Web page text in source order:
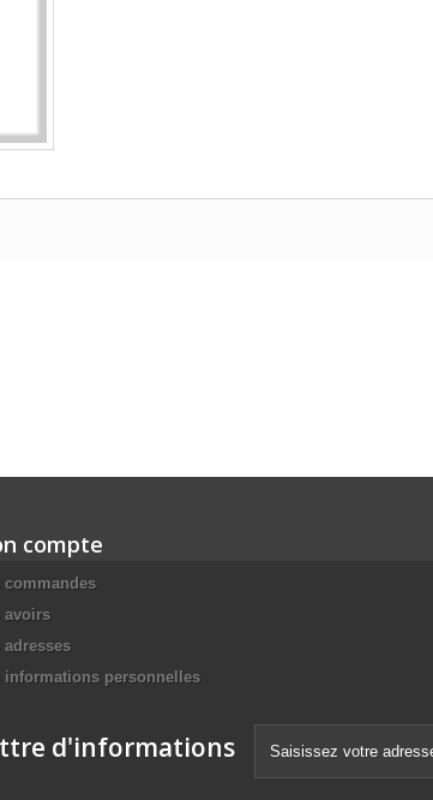
compte
commandes
avoirs
adresses
informations personnelles
d'informations